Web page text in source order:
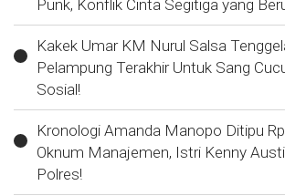
Punk, Konflik Cinta Segitiga yang
Kakek Umar KM Nurul Salsa
Pelampung Terakhir Untuk Sang
Sosial!
Kronologi Amanda Manopo Ditipu
Oknum Manajemen, Istri Kenny
Polres!